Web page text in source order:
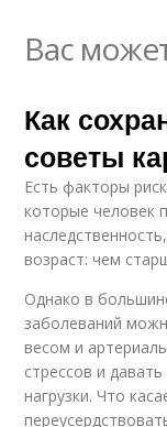
Вас
Как
советы
Есть факторы
которые человек
возраст: чем
Однако в
заболеваний
весом и
стрессов и
нагрузки. Что